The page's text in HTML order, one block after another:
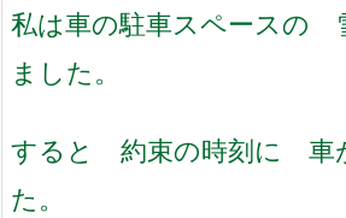
私は車の駐車スペースの
ました。
すると 約束の時刻に 車
た。